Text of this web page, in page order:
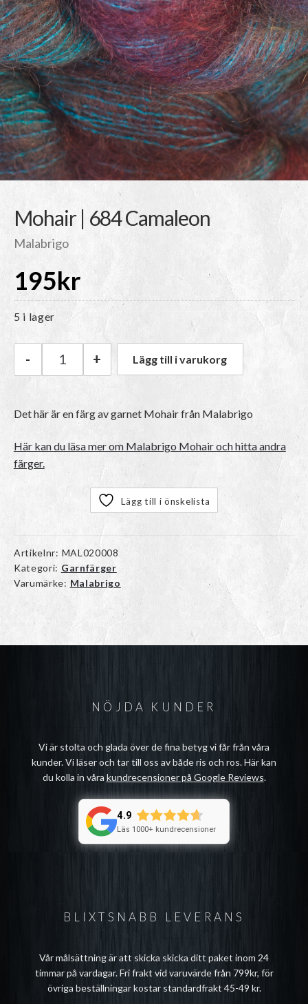
Mohair | 684 Camaleon
Malabrigo
195kr
5 i lager
Malabrigo Mohair | 684 Camaleon mängd
- + Lägg till i varukorg
Det här är en färg av garnet Mohair från Malabrigo
Här kan du läsa mer om Malabrigo Mohair och hitta andra
färger.
Lägg till i önskelista
Artikelnr: MAL020008
Kategori: Garnfärger
Varumärke: Malabrigo
BLIXTSNABB LEVERANS
Vår målsättning är att skicka skicka ditt paket inom 24
timmar på vardagar. Fri frakt vid varuvärde från 799kr, för
övriga beställningar kostar standardfrakt 45-49 kr.
NÖJDA KUNDER
Vi är stolta och glada över de fina betyg vi får från våra
kunder. Vi läser och tar till oss av både ris och ros. Här kan
du kolla in våra kundrecensioner på Google Reviews.
4.9
Läs 1000+ kundrecensioner